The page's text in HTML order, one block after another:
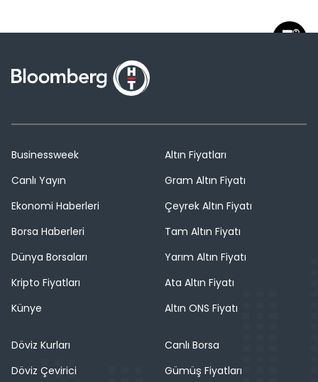
Businessweek
Canlı Yayın
Ekonomi Haberleri
Borsa Haberleri
Dünya Borsaları
Kripto Fiyatları
Künye
Altın Fiyatları
Gram Altın Fiyatı
Çeyrek Altın Fiyatı
Tam Altın Fiyatı
Yarım Altın Fiyatı
Ata Altın Fiyatı
Altın ONS Fiyatı
Döviz Kurları
Döviz Çevirici
Canlı Borsa
Gümüş Fiyatları